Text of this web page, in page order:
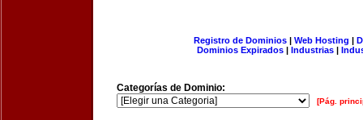
Registro de Dominios| Web Hosting |
Dominios Expirados | Industrias |
Categorías de Dominio:
[Pág.